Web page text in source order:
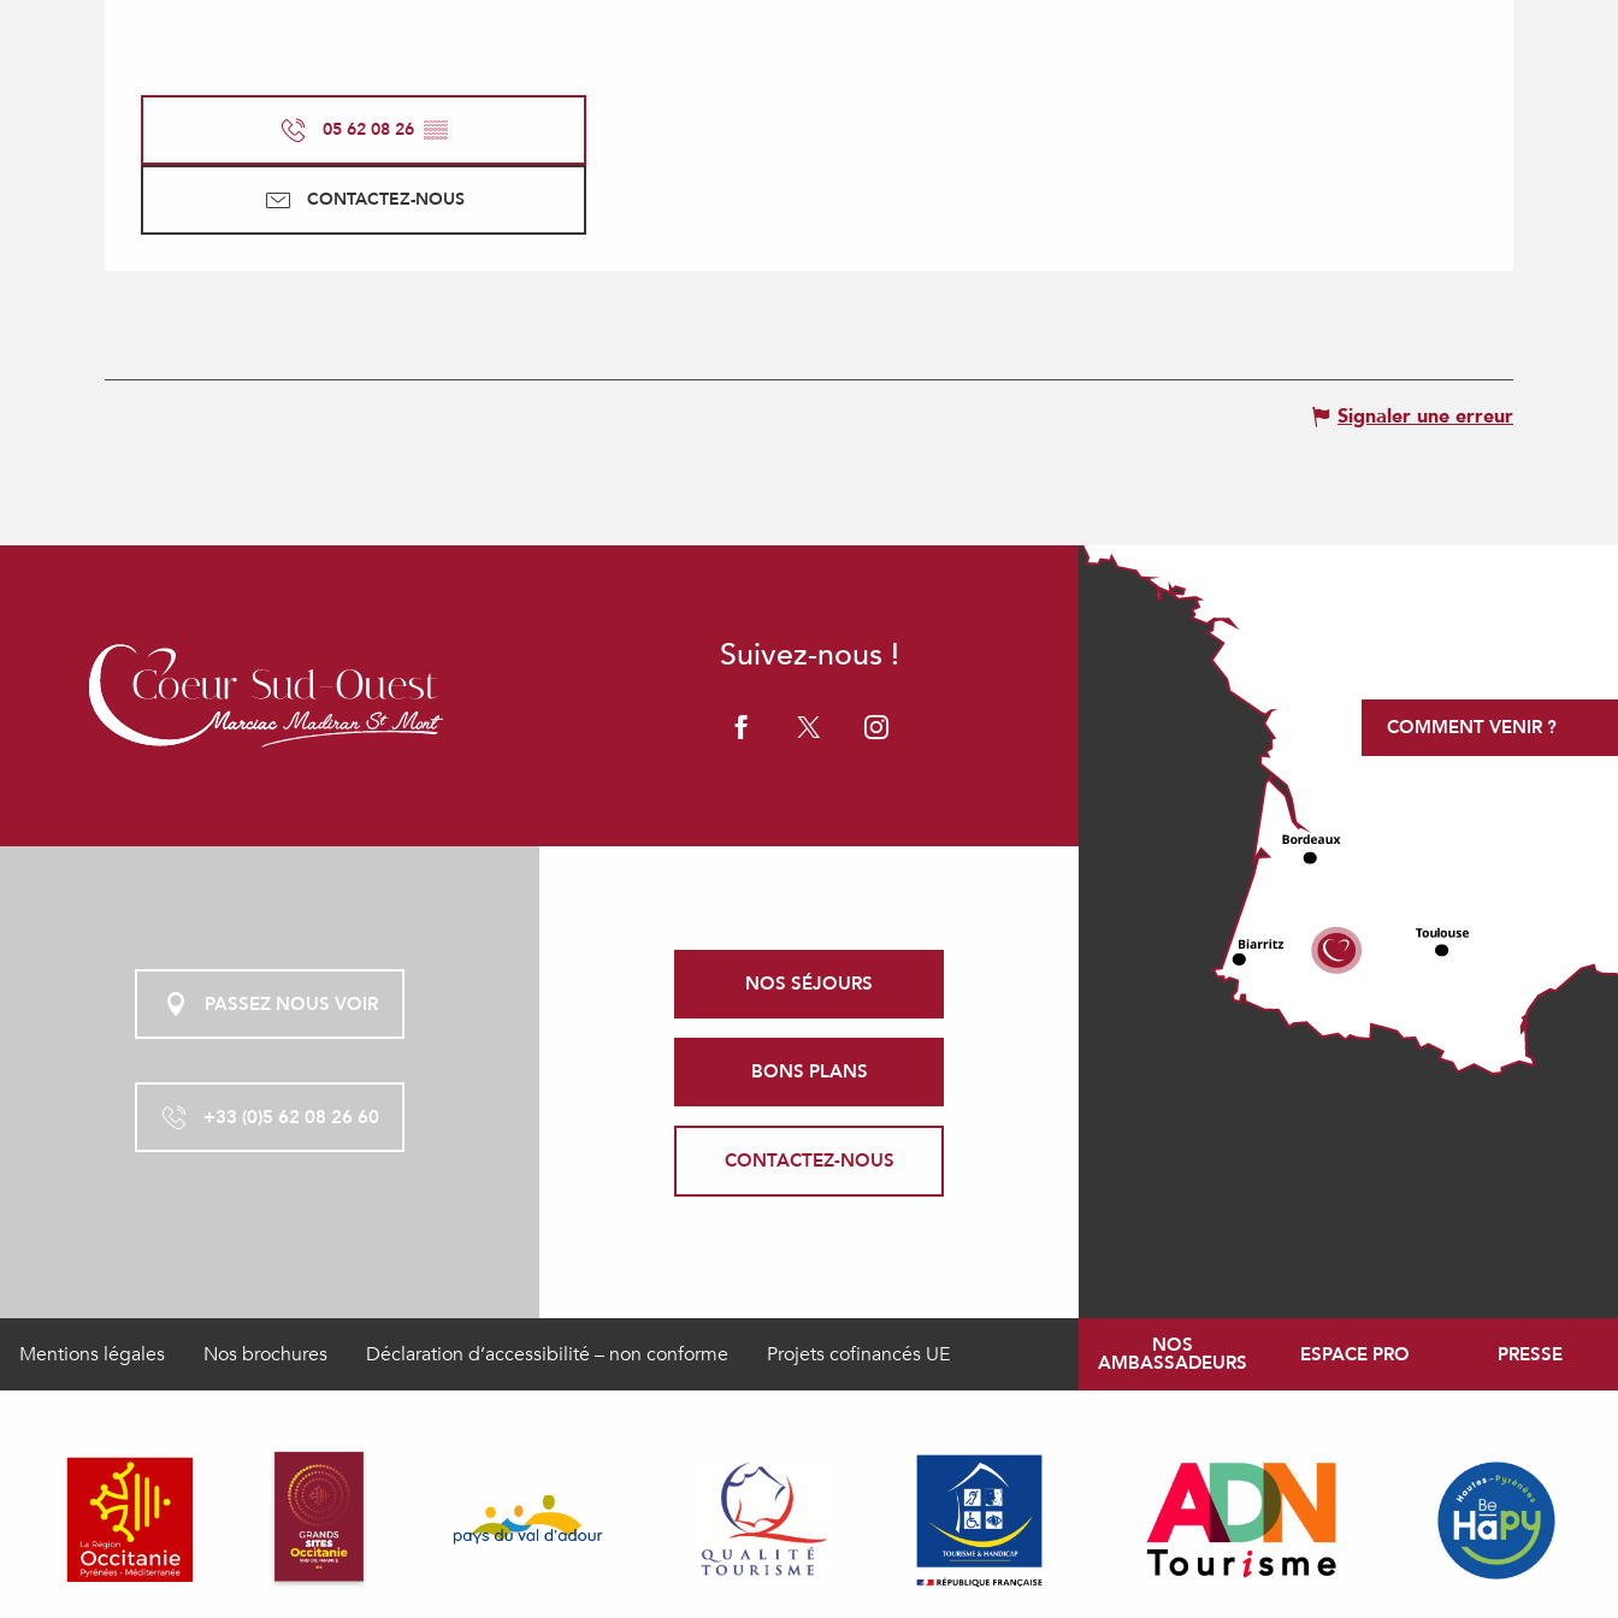
05 62 08 26 ▒▒
CONTACTEZ-NOUS
Signaler une erreur
Suivez-nous !
PASSEZ NOUS VOIR
+33 (0)5 62 08 26 60
NOS SÉJOURS
BONS PLANS
CONTACTEZ-NOUS
COMMENT VENIR ?
Mentions légales Nos brochures Déclaration d’accessibilité – non conforme Projets cofinancés UE NOS
AMBASSADEURS ESPACE PRO PRESSE